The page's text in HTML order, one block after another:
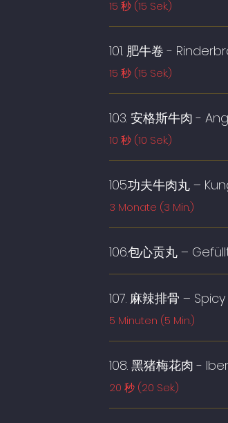
15 秒 (15 Sek.)
101. 肥牛卷 -
15 秒 (15 Sek.)
103. 安格斯牛肉 -
10 秒 (10 Sek.)
105.功夫牛肉丸 –
3 Monate (3 Min.)
106.包心贡丸 –
107. 麻辣排骨 –
5 Minuten (5 Min.)
108. 黑猪梅花肉 -
20 秒 (20 Sek.)